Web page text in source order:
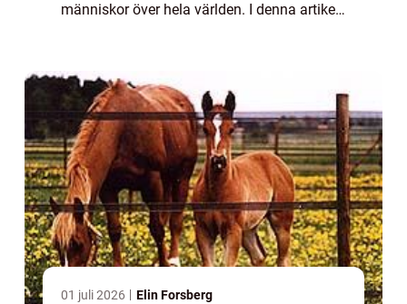
människor över hela världen. I denna artikel
egenska...
01 juli 2026 Elin Forsberg